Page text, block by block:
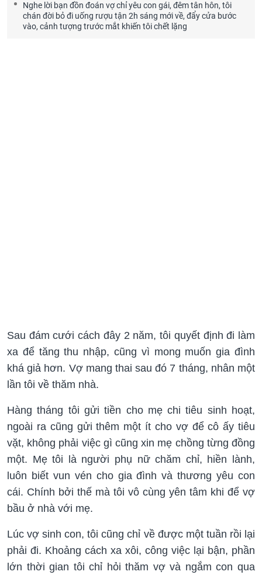
Nghe lời bạn đồn đoán vợ chỉ yêu con gái, đêm tân hôn, tôi
chán đời bỏ đi uống rượu tận 2h sáng mới về, đẩy cửa bước
vào, cảnh tượng trước mắt khiến tôi chết lặng
Sau đám cưới cách đây 2 năm, tôi quyết định đi làm
xa để tăng thu nhập, cũng vì mong muốn gia đình
khá giả hơn. Vợ mang thai sau đó 7 tháng, nhân một
lần tôi về thăm nhà.
Hàng tháng tôi gửi tiền cho mẹ chi tiêu sinh hoạt,
ngoài ra cũng gửi thêm một ít cho vợ để cô ấy tiêu
vặt, không phải việc gì cũng xin mẹ chồng từng đồng
một. Mẹ tôi là người phụ nữ chăm chỉ, hiền lành,
luôn biết vun vén cho gia đình và thương yêu con
cái. Chính bởi thế mà tôi vô cùng yên tâm khi để vợ
bầu ở nhà với mẹ.
Lúc vợ sinh con, tôi cũng chỉ về được một tuần rồi lại
phải đi. Khoảng cách xa xôi, công việc lại bận, phần
lớn thời gian tôi chỉ hỏi thăm vợ và ngắm con qua